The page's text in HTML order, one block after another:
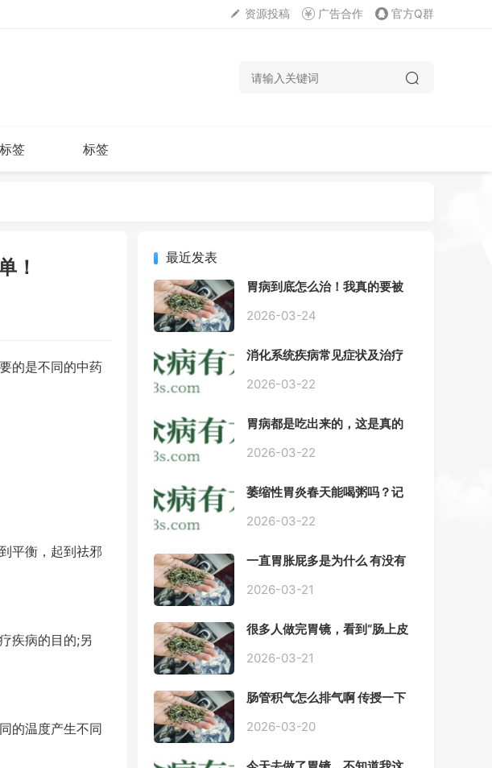
资源投稿 广告合作 官方Q群
签 标签
！
的是不同的中药
平衡，起到祛邪
疾病的目的;另
的温度产生不同
最近发表
胃病到底怎么治！我真的要被
2026-03-24
消化系统疾病常见症状及治疗
案
2026-03-22
胃病都是吃出来的，这是真的
2026-03-22
萎缩性胃炎春天能喝粥吗？记
2026-03-22
一直胃胀屁多是为什么 有没有
2026-03-21
很多人做完胃镜，看到“肠上皮
己上网查又吓睡不着，到底严
2026-03-21
肠管积气怎么排气啊 传授一下
2026-03-20